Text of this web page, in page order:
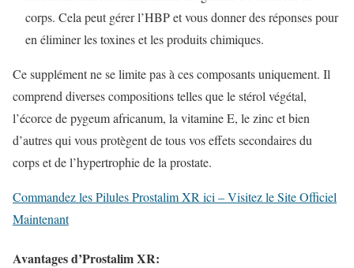
corps. Cela peut gérer l’HBP et vous donner des réponses pour
en éliminer les toxines et les produits chimiques.
Ce supplément ne se limite pas à ces composants uniquement. Il
comprend diverses compositions telles que le stérol végétal,
l’écorce de pygeum africanum, la vitamine E, le zinc et bien
d’autres qui vous protègent de tous vos effets secondaires du
corps et de l’hypertrophie de la prostate.
Commandez les Pilules Prostalim XR ici – Visitez le Site Officiel
Maintenant
Avantages d’Prostalim XR: